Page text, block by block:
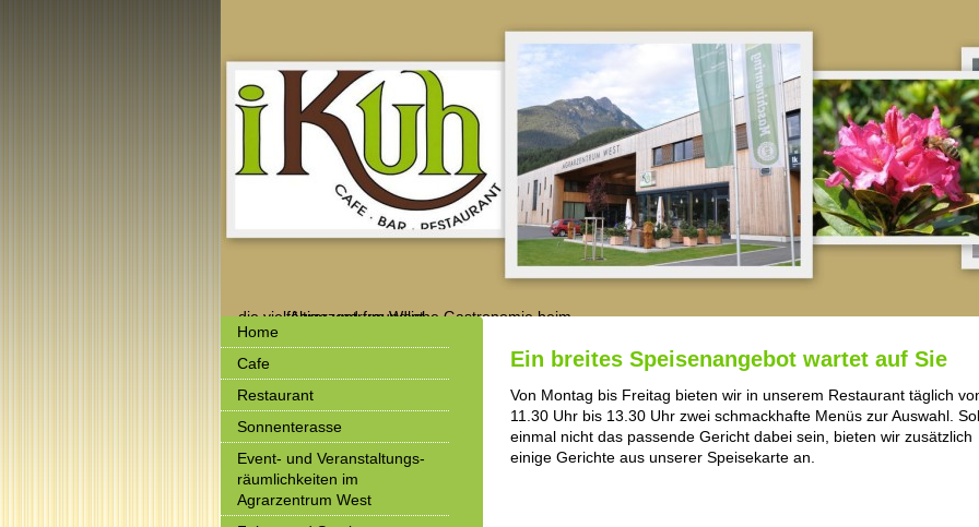
... die vielfältige und freundliche Gastronomie beim
                Agrarzentrum West
Ein breites Speisenangebot wartet auf Sie
Von Montag bis Freitag bieten wir in unserem Restaurant täglich
11.30 Uhr bis 13.30 Uhr zwei schmackhafte Menüs zur Auswahl.
einmal nicht das passende Gericht dabei sein, bieten wir zusätzlich
einige Gerichte aus unserer Speisekarte an.
Home
Cafe
Restaurant
Sonnenterasse
Event- und Veranstaltungs-
räumlichkeiten im
Agrarzentrum West